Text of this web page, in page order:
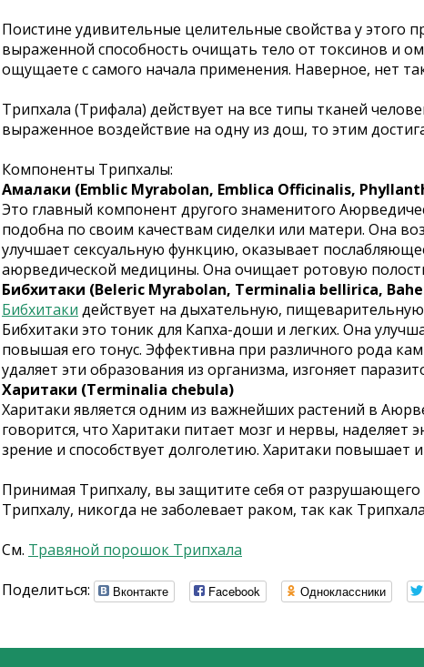
Поистине удивительные целительные свойства у этого
выраженной способность очищать тело от токсинов и
ощущаете с самого начала применения. Наверное, нет
Трипхала (Трифала) действует на все типы тканей
выраженное воздействие на одну из дош, то этим
Компоненты Трипхалы:
Амалаки (Emblic Myrabolan, Emblica Officinalis,
Это главный компонент другого знаменитого
подобна по своим качествам сиделки или матери. Она
улучшает сексуальную функцию, оказывает
аюрведической медицины. Она очищает ротовую
Бибхитаки (Beleric Myrabolan, Terminalia bellirica,
Бибхитаки действует на дыхательную,
Бибхитаки это тоник для Капха-доши и легких. Она
повышая его тонус. Эффективна при различного рода
удаляет эти образования из организма, изгоняет
Харитаки (Terminalia chebula)
Харитаки является одним из важнейших растений в
говорится, что Харитаки питает мозг и нервы,
зрение и способствует долголетию. Харитаки повышает
Принимая Трипхалу, вы защитите себя от
Трипхалу, никогда не заболевает раком, так как
См. Травяной порошок Трипхала
Поделиться:
Вконтакте Facebook Одноклассники